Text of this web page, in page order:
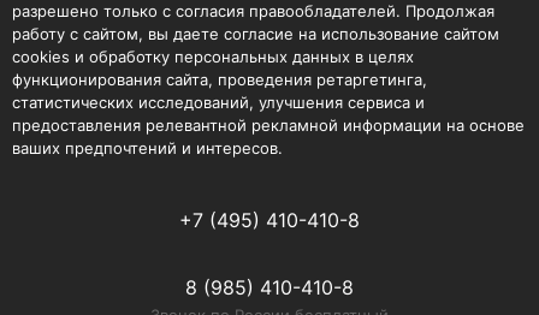
разрешено только с согласия правообладателей. Продолжая
работу с сайтом, вы даете согласие на использование сайтом
cookies и обработку персональных данных в целях
функционирования сайта, проведения ретаргетинга,
статистических исследований, улучшения сервиса и
предоставления релевантной рекламной информации на основе
ваших предпочтений и интересов.
+7 (495) 410-410-8
8 (985) 410-410-8